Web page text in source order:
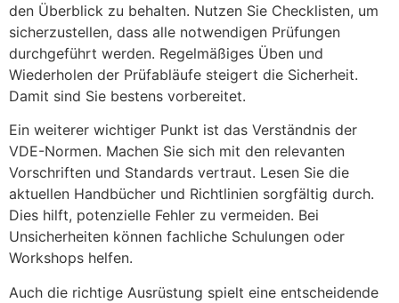
den Überblick zu behalten. Nutzen Sie Checklisten, um
sicherzustellen, dass alle notwendigen Prüfungen
durchgeführt werden. Regelmäßiges Üben und
Wiederholen der Prüfabläufe steigert die Sicherheit.
Damit sind Sie bestens vorbereitet.
Ein weiterer wichtiger Punkt ist das Verständnis der
VDE-Normen. Machen Sie sich mit den relevanten
Vorschriften und Standards vertraut. Lesen Sie die
aktuellen Handbücher und Richtlinien sorgfältig durch.
Dies hilft, potenzielle Fehler zu vermeiden. Bei
Unsicherheiten können fachliche Schulungen oder
Workshops helfen.
Auch die richtige Ausrüstung spielt eine entscheidende